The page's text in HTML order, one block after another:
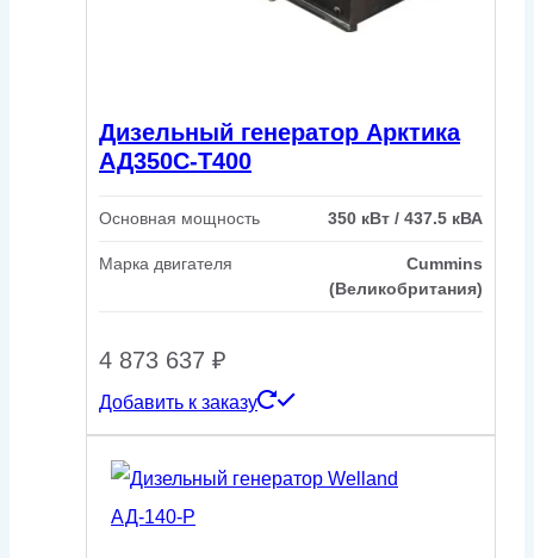
Дизельный генератор Арктика
АД350С-Т400
Основная мощность 350 кВт / 437.5 кВА
Марка двигателя
Cummins
(Великобритания)
4 873 637 ₽
Добавить к заказу